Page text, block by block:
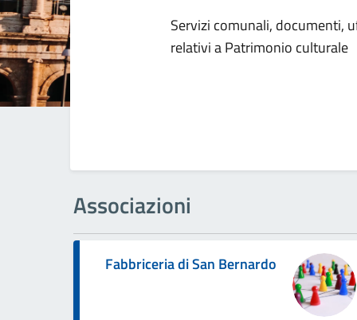
Dettagli
Servizi comunali, documenti,
relativi a Patrimonio culturale
Associazioni
Fabbriceria di San Bernardo